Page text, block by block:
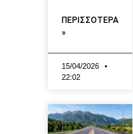
ΠΕΡΙΣΣΟΤΕΡΑ
»
15/04/2026
22:02